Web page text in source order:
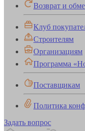
Возврат и
Клуб
Строителям
Организациям
Программа
Поставщикам
Политика
Задать вопрос